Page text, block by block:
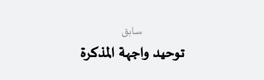
سابق
توحيد واجهة المذكرة